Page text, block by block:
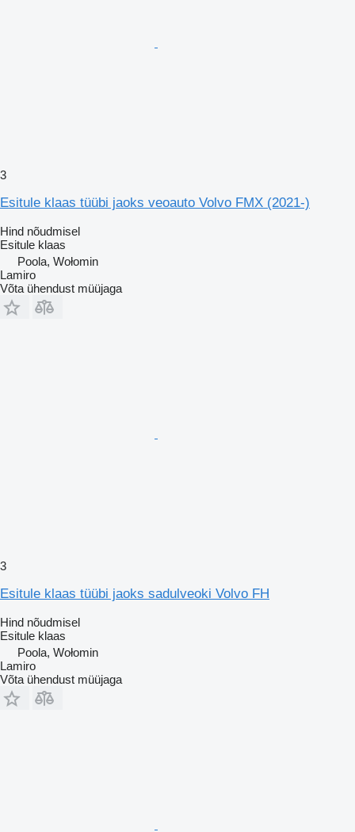
3
Esitule klaas tüübi jaoks veoauto Volvo FMX (2021-)
Hind nõudmisel
Esitule klaas
Poola, Wołomin
Lamiro
Võta ühendust müüjaga
3
Esitule klaas tüübi jaoks sadulveoki Volvo FH
Hind nõudmisel
Esitule klaas
Poola, Wołomin
Lamiro
Võta ühendust müüjaga